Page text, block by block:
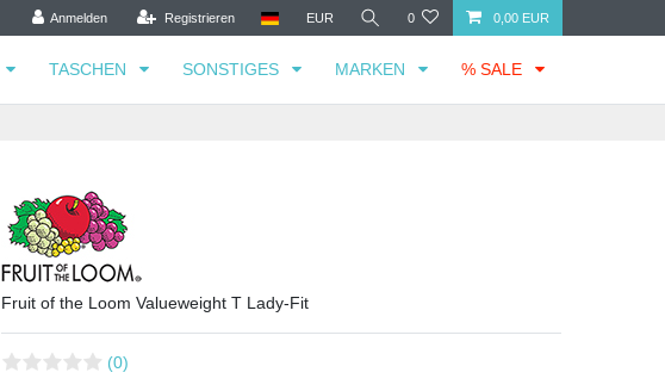
Anmelden Registrieren EUR 0 0,00 EUR
TASCHEN SONSTIGES MARKEN % SALE
Fruit of the Loom Valueweight T Lady-Fit
(0)